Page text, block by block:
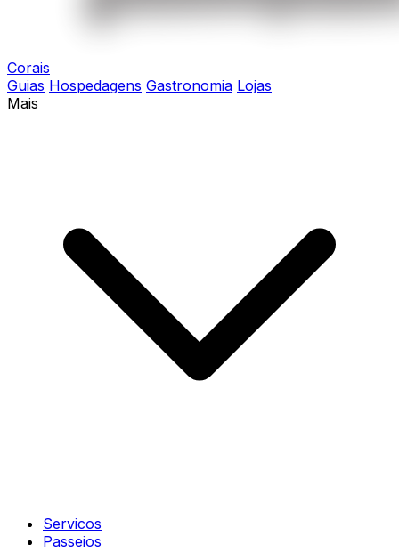
Corais
Guias Hospedagens Gastronomia Lojas
Mais
Servicos
Passeios